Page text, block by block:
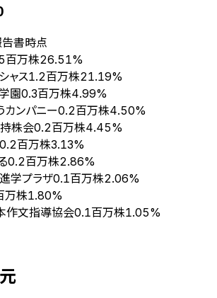
書時点
百万株26.51%
ャス1.2百万株21.19%
園0.3百万株4.99%
カンパニー0.2百万株4.50%
株会0.2百万株4.45%
0.2百万株3.13%
0.2百万株2.86%
学プラザ0.1百万株2.06%
万株1.80%
作文指導協会0.1百万株1.05%